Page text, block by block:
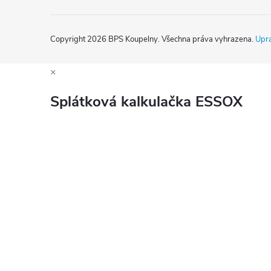
Copyright 2026 BPS Koupelny. Všechna práva vyhrazena.
×
Splátková kalkulačka ESSOX